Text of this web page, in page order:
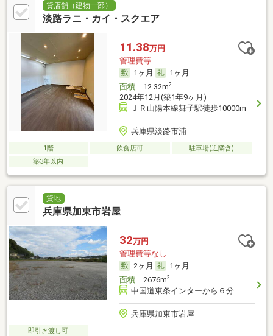
貸店舗（建物一部）
淡路ラニ・カイ・スクエア
11.38万円
管理費等-
1ヶ月
1ヶ月
面積12.32m2
2024年12月(築1年9ヶ月)
ＪＲ山陽本線舞子駅徒歩10000m
兵庫県淡路市浦
1階 飲食店可
駐車場(近隣含)
築3年以内
貸地
兵庫県加東市岩屋
32万円
管理費等なし
2ヶ月
1ヶ月
面積2676m2
中国道東条インターから６分
兵庫県加東市岩屋
即引き渡し可